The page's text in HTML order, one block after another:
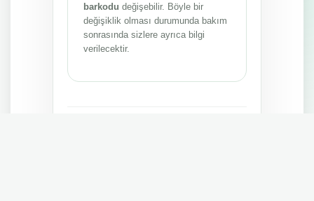
barkodu değişebilir. Böyle bir
değişiklik olması durumunda bakım
sonrasında sizlere ayrıca bilgi
verilecektir.